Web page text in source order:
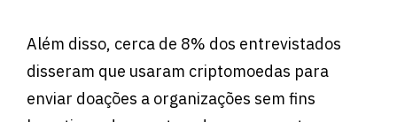
Além disso, cerca de 8% dos entrevistados
disseram que usaram criptomoedas para
enviar doações a organizações sem fins